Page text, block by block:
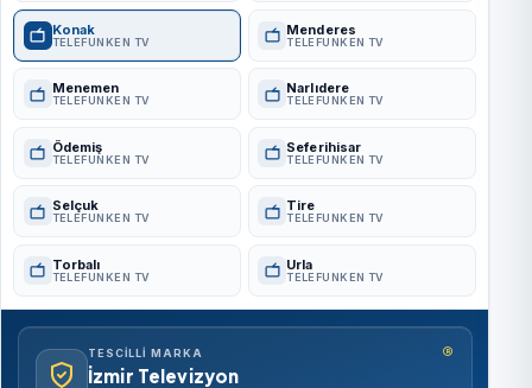
Konak
TELEFUNKEN TV
Menderes
TELEFUNKEN TV
Menemen
TELEFUNKEN TV
Narlıdere
TELEFUNKEN TV
Ödemiş
TELEFUNKEN TV
Seferihisar
TELEFUNKEN TV
Selçuk
TELEFUNKEN TV
Tire
TELEFUNKEN TV
Torbalı
TELEFUNKEN TV
Urla
TELEFUNKEN TV
TESCILLI MARKA
İzmir Televizyon
®